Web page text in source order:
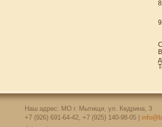
Наш адрес: МО г. Мытищи, ул. Кедрина, 3
+7 (926) 691-64-42, +7 (925) 140-98-05 |